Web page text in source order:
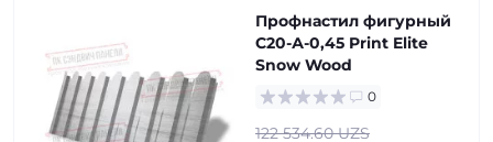
Профнастил фигурный
С20-А-0,45 Print Elite
Snow Wood
0
122 534.60 UZS